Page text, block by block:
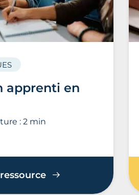
apprenti en
: 2 min